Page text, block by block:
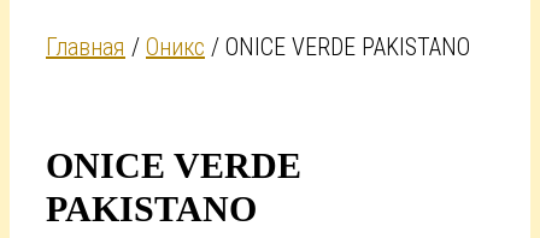
Главная / Оникс / ONICE VERDE PAKISTANO
ONICE VERDE
PAKISTANO